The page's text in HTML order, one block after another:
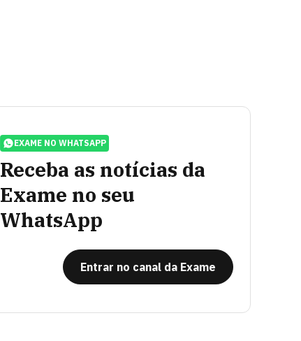
EXAME NO WHATSAPP
Receba as notícias da
Exame no seu
WhatsApp
Entrar no canal da Exame